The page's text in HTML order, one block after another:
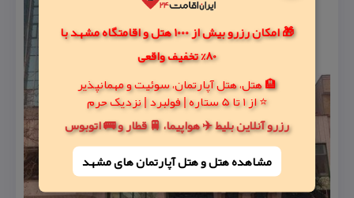
🎁 امکان رزرو بیش از 1000 هتل و اقامتگاه مشهد با
80% تخفیف واقعی
🏨 هتل، هتل آپارتمان، سوئیت و مهمانپذیر
⭐ از 1 تا 5 ستاره | فولبرد | نزدیک حرم
رزرو آنلاین بلیط ✈️ هواپیما، 🚆 قطار و 🚌 اتوبوس
مشاهده هتل و هتل‌ آپارتمان های مشهد